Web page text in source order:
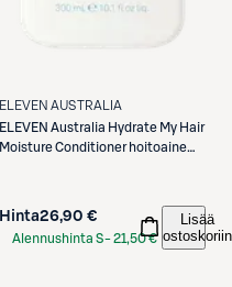
ELEVEN AUSTRALIA
ELEVEN Australia Hydrate My Hair
Moisture Conditioner hoitoaine
Hinta26,90 €
Alennushinta S-21,50 €
Lisää
ostoskoriin